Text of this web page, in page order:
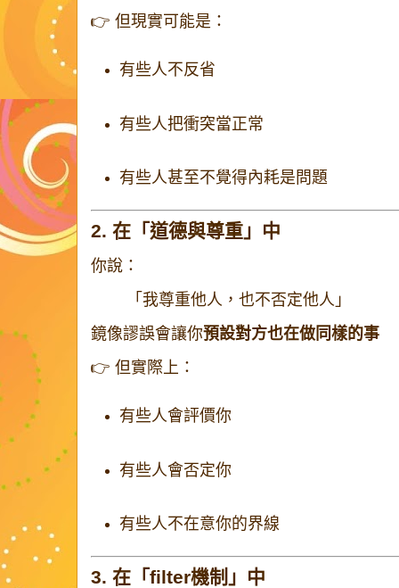
👉 但現實可能是：
有些人不反省
有些人把衝突當正常
有些人甚至不覺得內耗是問題
2. 在「道德與尊重」中
你說：
「我尊重他人，也不否定他人」
鏡像謬誤會讓你預設對方也在做同樣的事
👉 但實際上：
有些人會評價你
有些人會否定你
有些人不在意你的界線
3. 在「filter機制」中